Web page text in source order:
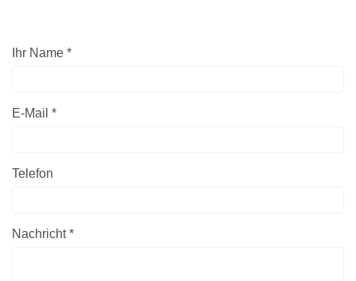
Ihr Name *
E-Mail *
Telefon
Nachricht *